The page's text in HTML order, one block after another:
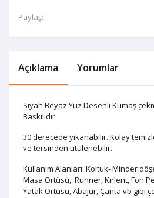
Paylaş:
Açıklama Yorumlar
Siyah Beyaz Yüz Desenli Kumaş
Baskılıdır.
30 derecede yıkanabilir. Kolay
ve tersinden ütülenebilir.
Kullanım Alanları: Koltuk- Minder
Masa Örtüsü, Runner, Kırlent, Fon
Yatak Örtüsü, Abajur, Çanta vb gibi